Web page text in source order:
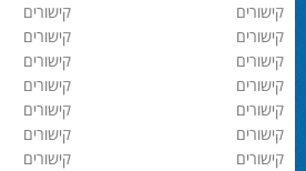
קישורים קישורים
קישורים קישורים
קישורים קישורים
קישורים קישורים
קישורים קישורים
קישורים קישורים
קישורים קישורים